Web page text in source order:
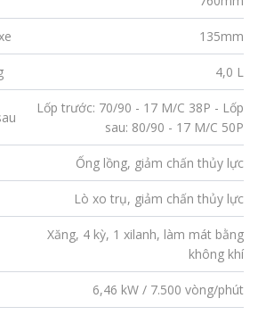
135mm
4,0 L
Lốp trước: 70/90 - 17 M/C 38P - Lốp
sau: 80/90 - 17 M/C 50P
Ống lồng, giảm chấn thủy lực
Lò xo trụ, giảm chấn thủy lực
Xăng, 4 kỳ, 1 xilanh, làm mát bằng
không khí
6,46 kW / 7.500 vòng/phút